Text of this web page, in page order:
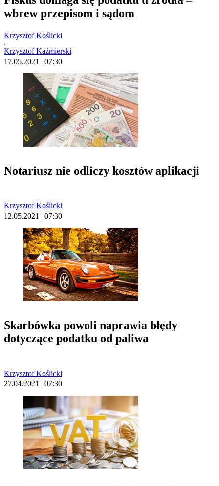
wbrew przepisom i sądom
Krzysztof Koślicki
Krzysztof Kaźmierski
17.05.2021 | 07:30
Notariusz nie odliczy kosztów aplikacji
Krzysztof Koślicki
12.05.2021 | 07:30
Skarbówka powoli naprawia błędy
dotyczące podatku od paliwa
Krzysztof Koślicki
27.04.2021 | 07:30